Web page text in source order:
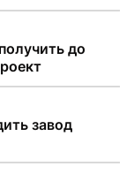
до
завод